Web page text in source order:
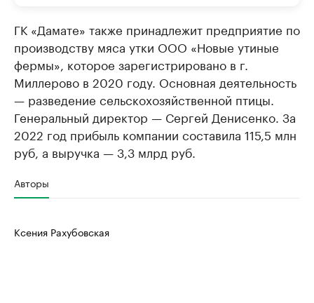
ГК «Дамате» также принадлежит предприятие по
производству мяса утки ООО «Новые утиные
фермы», которое зарегистрировано в г.
Миллерово в 2020 году. Основная деятельность
— разведение сельскохозяйственной птицы.
Генеральный директор — Сергей Денисенко. За
2022 год прибыль компании составила 115,5 млн
руб, а выручка — 3,3 млрд руб.
Авторы
Ксения Рахубовская